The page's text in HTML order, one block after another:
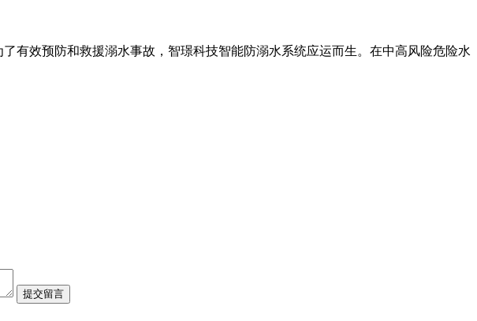
有效预防和救援溺水事故，智璟科技智能防溺水系统应运而生。在中高风险危险水